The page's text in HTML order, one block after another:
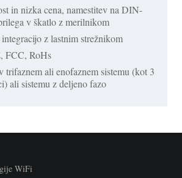
in nizka cena, namestitev na DIN-
v škatlo z merilnikom
z lastnim strežnikom
FCC, RoHs
trifaznem ali enofaznem sistemu (kot 3
ali sistemu z deljeno fazo
WiFi